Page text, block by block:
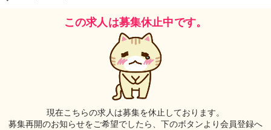
この求人は募集休止中です。
現在こちらの求人は募集を休止しております。
募集再開のお知らせをご希望でしたら、下のボタンより会員登録へ